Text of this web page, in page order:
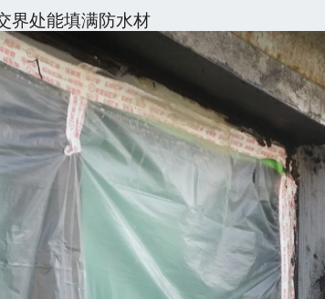
界处能填满防水材